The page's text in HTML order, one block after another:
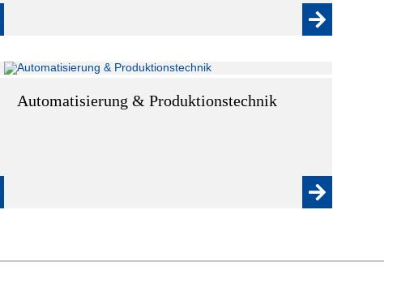
Automatisierung & Produktionstechnik